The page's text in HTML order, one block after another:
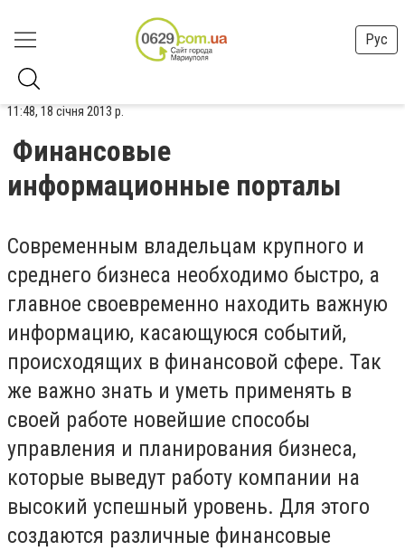
Рус
11:48, 18 січня 2013 р.
Финансовые
информационные порталы
Современным владельцам крупного и
среднего бизнеса необходимо быстро, а
главное своевременно находить важную
информацию, касающуюся событий,
происходящих в финансовой сфере. Так
же важно знать и уметь применять в
своей работе новейшие способы
управления и планирования бизнеса,
которые выведут работу компании на
высокий успешный уровень. Для этого
создаются различные финансовые